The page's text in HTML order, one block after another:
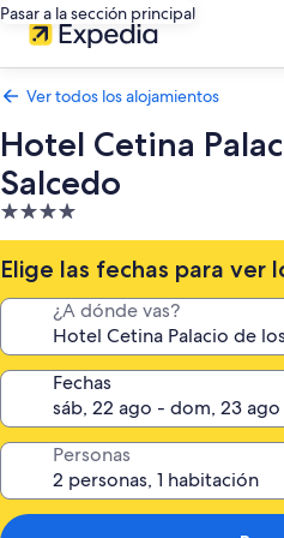
Pasar a la sección principal
Ver todos los alojamientos
Hotel Cetina
Salcedo
Alojamiento
de
4.0 estrellas
Elige las fechas para ver
¿A dónde vas?
Fechas
Personas